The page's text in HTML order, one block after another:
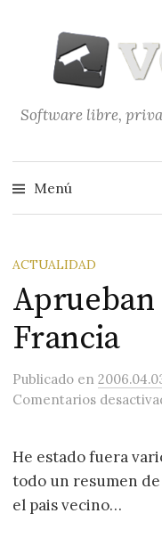
contenido
Software libre,
Menú
ACTUALIDAD
Aprueban
Francia
Publicado en
Comentarios
He estado fuera
todo un resumen de
el pais vecino…